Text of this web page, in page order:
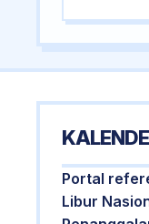
Portal
Libur